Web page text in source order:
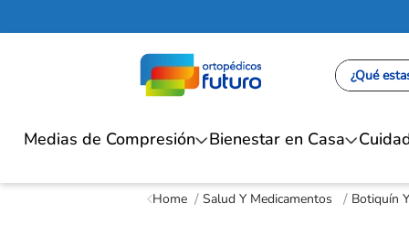
¿Qué
Medias de Compresión Bienestar en Casa
Salud Y Medicamentos Botiquín